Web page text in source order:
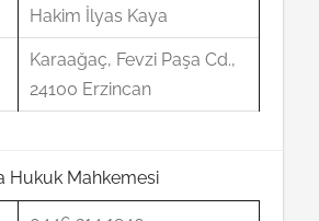
Hakim İlyas Kaya
Karaağaç, Fevzi Paşa Cd.,
24100 Erzincan
Hukuk Mahkemesi